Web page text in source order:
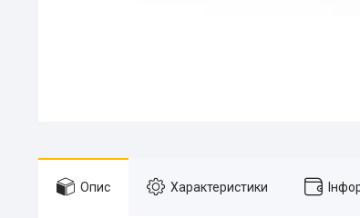
Опис Характеристики